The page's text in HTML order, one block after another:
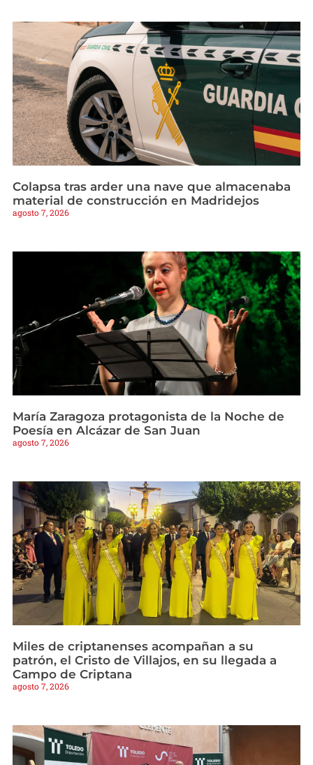
Colapsa tras arder una nave que almacenaba
material de construcción en Madridejos
agosto 7, 2026
María Zaragoza protagonista de la Noche de
Poesía en Alcázar de San Juan
agosto 7, 2026
Miles de criptanenses acompañan a su
patrón, el Cristo de Villajos, en su llegada a
Campo de Criptana
agosto 7, 2026